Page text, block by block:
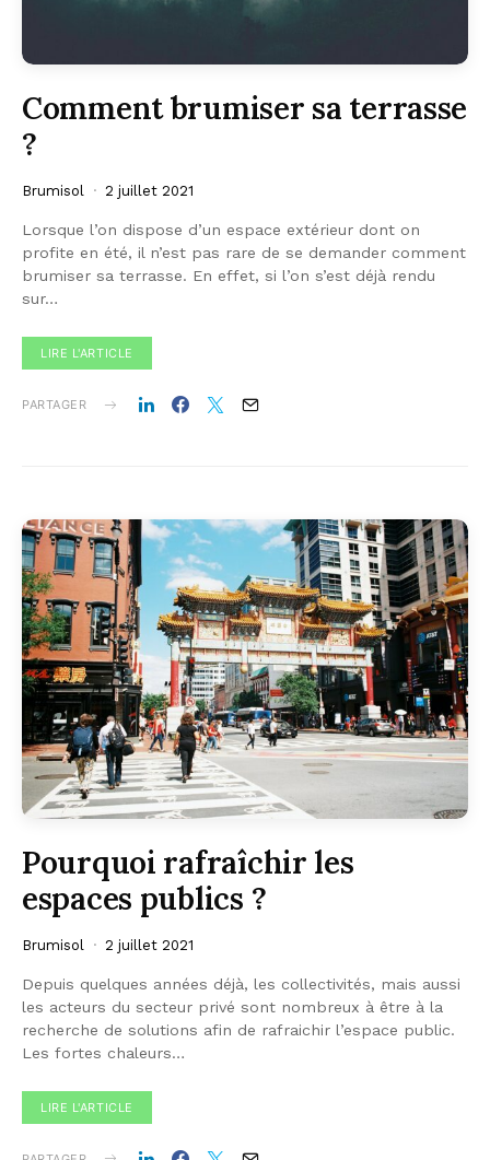
Comment brumiser sa terrasse
?
Brumisol 2 juillet 2021
Lorsque l’on dispose d’un espace extérieur dont on
profite en été, il n’est pas rare de se demander comment
brumiser sa terrasse. En effet, si l’on s’est déjà rendu
sur…
LIRE L'ARTICLE
PARTAGER
Pourquoi rafraîchir les
espaces publics ?
Brumisol 2 juillet 2021
Depuis quelques années déjà, les collectivités, mais aussi
les acteurs du secteur privé sont nombreux à être à la
recherche de solutions afin de rafraichir l’espace public.
Les fortes chaleurs…
LIRE L'ARTICLE